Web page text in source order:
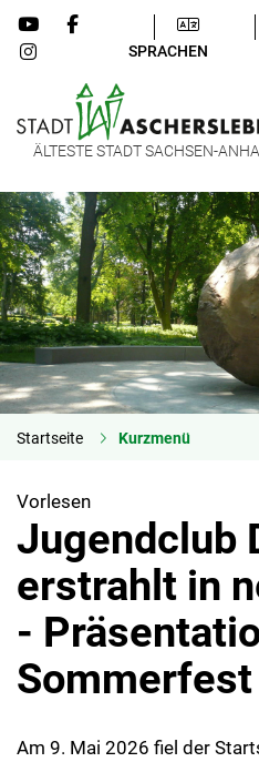
SPRACHEN
ÄLTESTE STADT SACHSEN-
Startseite Kurzmenü
Vorlesen
Jugendclub
erstrahlt in
-
Sommerfest
Am 9. Mai 2026 fiel der